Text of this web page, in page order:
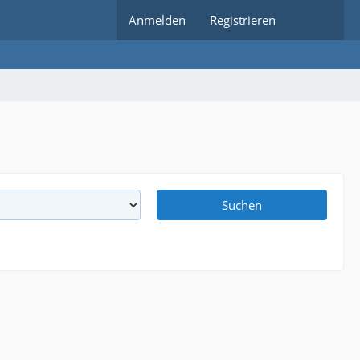
Anmelden Registrieren
Suchen